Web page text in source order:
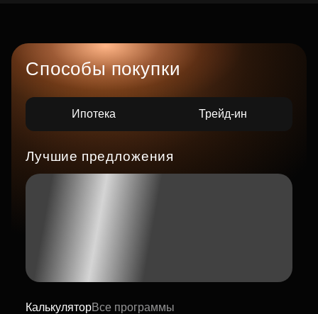
Способы покупки
Ипотека Трейд-ин
Лучшие предложения
КалькуляторВсе программы